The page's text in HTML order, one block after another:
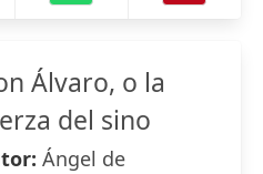
Álvaro, o la
del sino
Ángel de